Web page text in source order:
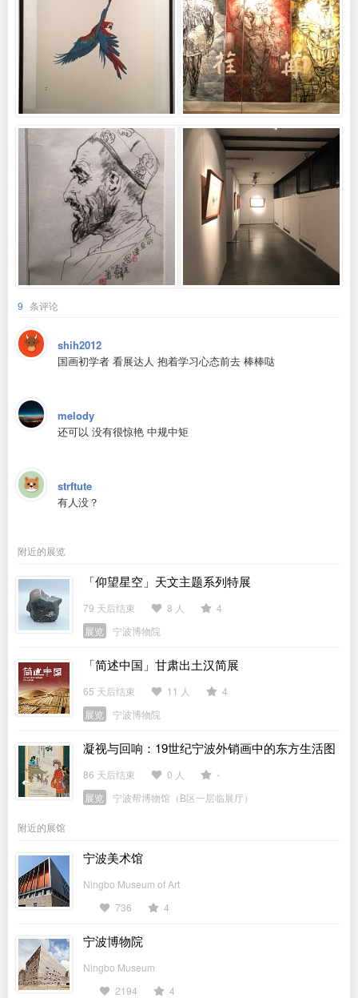
9 条评论
shih2012
国画初学者 看展达人 抱着学习心态前去 棒棒哒
melody
还可以 没有很惊艳 中规中矩
strftute
有人没？
附近的展览
「仰望星空」天文主题系列特展
79 天后结束 8 人
4
展览
宁波博物院
「简述中国」甘肃出土汉简展
65 天后结束 11 人
4
展览
宁波博物院
凝视与回响：19世纪宁波外销画中的东方生活图
景
86 天后结束 0 人
-
展览
宁波帮博物馆（B区一层临展厅）
附近的展馆
宁波美术馆
Ningbo Museum of Art
736
4
宁波博物院
Ningbo Museum
2194
4